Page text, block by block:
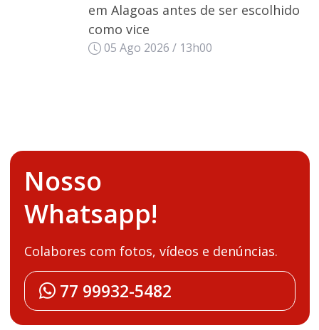
em Alagoas antes de ser escolhido
como vice
05 Ago 2026 / 13h00
Nosso
Whatsapp!
Colabores com fotos, vídeos e denúncias.
77 99932-5482